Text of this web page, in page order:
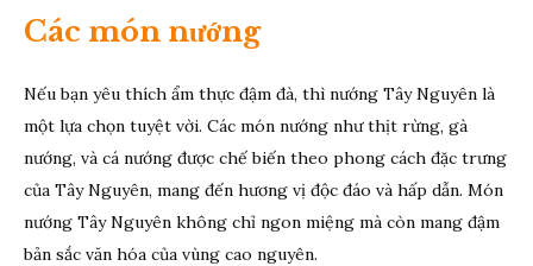
Các món nướng
Nếu bạn yêu thích ẩm thực đậm đà, thì nướng Tây Nguyên là
một lựa chọn tuyệt vời. Các món nướng như thịt rừng, gà
nướng, và cá nướng được chế biến theo phong cách đặc trưng
của Tây Nguyên, mang đến hương vị độc đáo và hấp dẫn. Món
nướng Tây Nguyên không chỉ ngon miệng mà còn mang đậm
bản sắc văn hóa của vùng cao nguyên.